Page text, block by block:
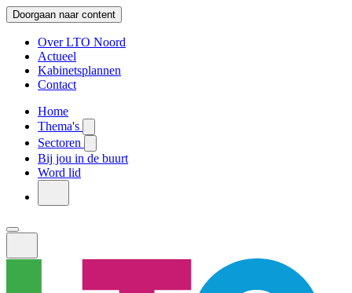
Doorgaan naar content
Over LTO Noord
Actueel
Kabinetsplannen
Contact
Home
Thema's
Sectoren
Bij jou in de buurt
Word lid